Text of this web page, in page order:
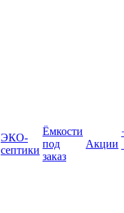
ЭКО-
септики
Ёмкости
под
заказ
Акции